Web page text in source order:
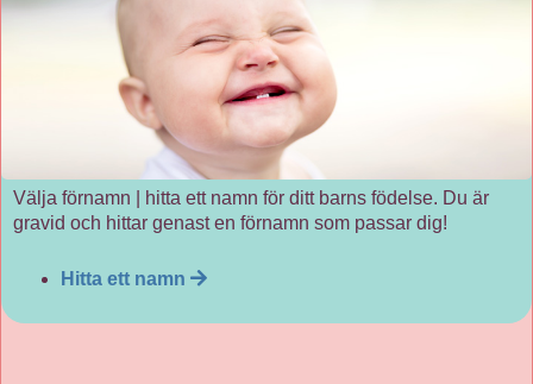
Välja förnamn | hitta ett namn för ditt barns födelse. Du är
gravid och hittar genast en förnamn som passar dig!
Hitta ett namn